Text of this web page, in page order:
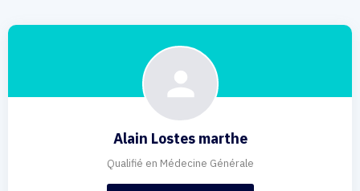
Alain Lostes marthe
Qualifié en Médecine Générale